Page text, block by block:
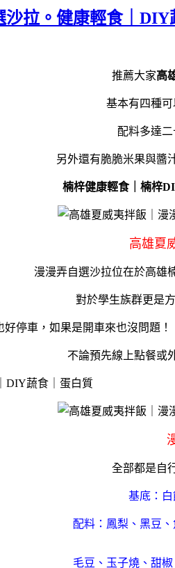
拉。健康輕食｜
推薦大家高
基本有四種
配料多達
另外還有脆脆米果與醬
楠梓健康輕食｜楠梓
高雄夏
漫漫弄自選沙拉位在於高雄
對於學生族群更是
好停車，如果是開車來也沒問題
不論預先線上點餐或
全部都是自
基底：
配料：鳳梨、黑豆
毛豆、玉子燒、甜